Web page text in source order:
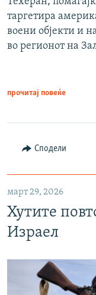
таргетира
воени објекти и
во регионот на
прочитај повеќе
Сподели
март 29, 2026
Хутите
Израел